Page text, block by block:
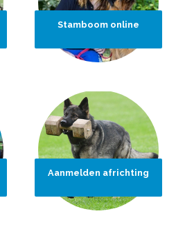
Stamboom online
Aanmelden africhting